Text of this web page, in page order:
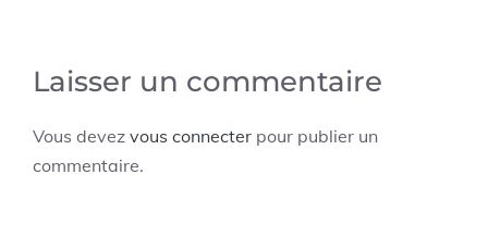
Laisser un commentaire
Vous devez vous connecter pour publier un
commentaire.